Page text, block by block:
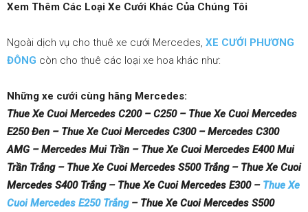
Xem Thêm Các Loại Xe Cưới Khác Của Chúng Tôi
Ngoài dịch vụ cho thuê xe cưới Mercedes, XE CƯỚI PHƯƠNG
ĐÔNG còn cho thuê các loại xe hoa khác như:
Những xe cưới cùng hãng Mercedes:
Thue Xe Cuoi Mercedes C200 – C250 – Thue Xe Cuoi Mercedes
E250 Đen – Thue Xe Cuoi Mercedes C300 – Mercedes C300
AMG – Mercedes Mui Trần – Thue Xe Cuoi Mercedes E400 Mui
Trần Trắng – Thue Xe Cuoi Mercedes S500 Trắng – Thue Xe Cuoi
Mercedes S400 Trắng – Thue Xe Cuoi Mercedes E300 – Thue Xe
Cuoi Mercedes E250 Trắng – Thue Xe Cuoi Mercedes S500